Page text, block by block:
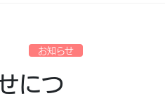
お知らせ
につ